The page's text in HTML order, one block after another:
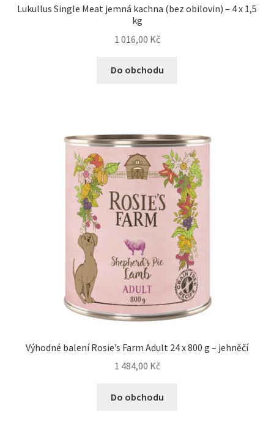
Lukullus Single Meat jemná kachna (bez obilovin) – 4 x 1,5
kg
1 016,00 Kč
Do obchodu
Výhodné balení Rosie’s Farm Adult 24 x 800 g – jehněčí
1 484,00 Kč
Do obchodu